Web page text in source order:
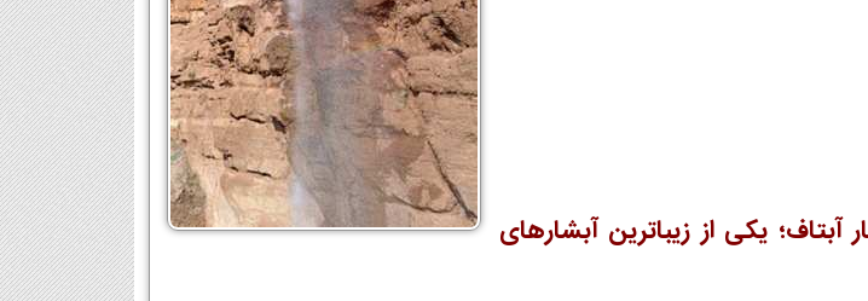
آبتاف؛ یکی از زیباترین آبشارهای